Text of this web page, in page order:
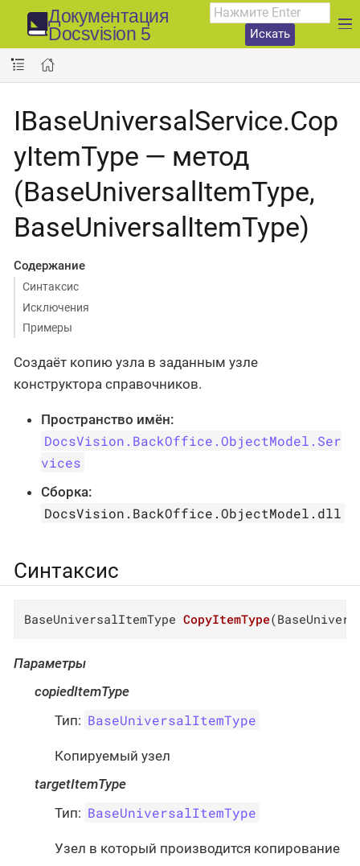
Документация
Docsvision 5
Искать
IBaseUniversalService.Cop
yItemType — метод
(BaseUniversalItemType,
BaseUniversalItemType)
Содержание
Синтаксис
Исключения
Примеры
Создаёт копию узла в заданным узле
конструктора справочников.
Пространство имён:
DocsVision.BackOffice.ObjectModel.Ser
vices
Сборка:
DocsVision.BackOffice.ObjectModel.dll
Синтаксис
BaseUniversalItemType CopyItemType(
Параметры
copiedItemType
Тип: BaseUniversalItemType
Копируемый узел
targetItemType
Тип: BaseUniversalItemType
Узел в который производится копирование